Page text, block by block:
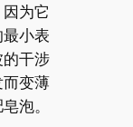
为它
小表
干涉
变薄
泡。